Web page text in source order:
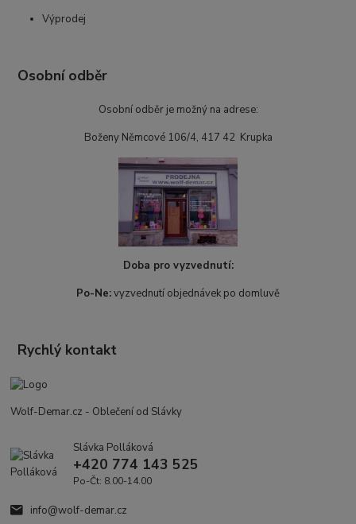
Výprodej
Osobní odběr
Osobní odběr je možný na adrese:
Boženy Němcové 106/4, 417 42 Krupka
Doba pro vyzvednutí:
Po-Ne:vyzvednutí objednávek po domluvě
Rychlý kontakt
Wolf-Demar.cz - Oblečení od Slávky
Slávka Polláková
+420 774 143 525
Po-Čt: 8.00-14.00
info@wolf-demar.cz